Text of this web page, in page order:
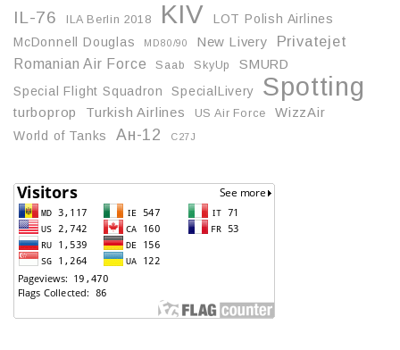
IL-76 ILA Berlin 2018 KIV
LOT Polish Airlines
McDonnell Douglas
MD80/90 New Livery Privatejet
Romanian Air Force Saab SkyUp
SMURD
Special Flight Squadron
SpecialLivery Spotting
turboprop Turkish Airlines US Air Force
WizzAir
World of Tanks
Ан-12 С27J